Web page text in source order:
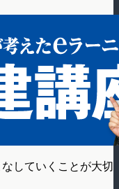
していくことが大切